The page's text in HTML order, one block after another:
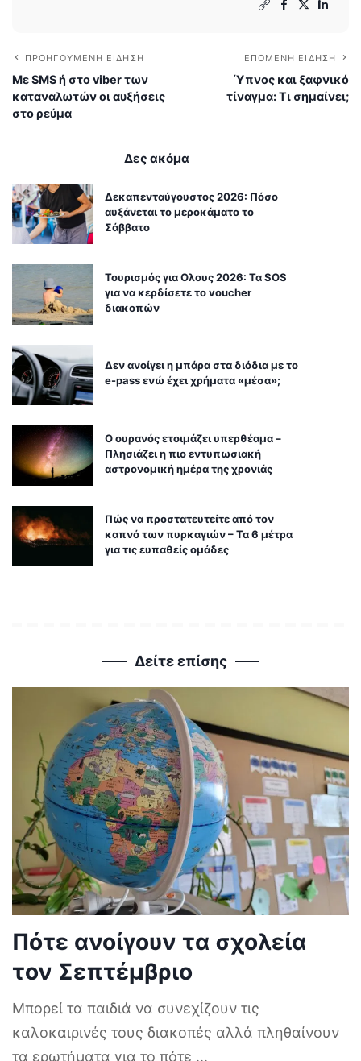
ΠΡΟΗΓΟΎΜΕΝΗ ΕΊΔΗΣΗ
Με SMS ή στο viber των
καταναλωτών οι αυξήσεις
στο ρεύμα
ΕΠΌΜΕΝΗ ΕΊΔΗΣΗ
Ύπνος και ξαφνικό
τίναγμα: Τι σημαίνει;
Δες ακόμα
Δεκαπενταύγουστος 2026: Πόσο
αυξάνεται το μεροκάματο το
Σάββατο
Τουρισμός για Ολους 2026: Τα SOS
για να κερδίσετε το voucher
διακοπών
Δεν ανοίγει η μπάρα στα διόδια με το
e-pass ενώ έχει χρήματα «μέσα»;
Ο ουρανός ετοιμάζει υπερθέαμα –
Πλησιάζει η πιο εντυπωσιακή
αστρονομική ημέρα της χρονιάς
Πώς να προστατευτείτε από τον
καπνό των πυρκαγιών – Τα 6 μέτρα
για τις ευπαθείς ομάδες
Δείτε επίσης
Πότε ανοίγουν τα σχολεία
τον Σεπτέμβριο
Μπορεί τα παιδιά να συνεχίζουν τις
καλοκαιρινές τους διακοπές αλλά πληθαίνουν
τα ερωτήματα για το πότε ...